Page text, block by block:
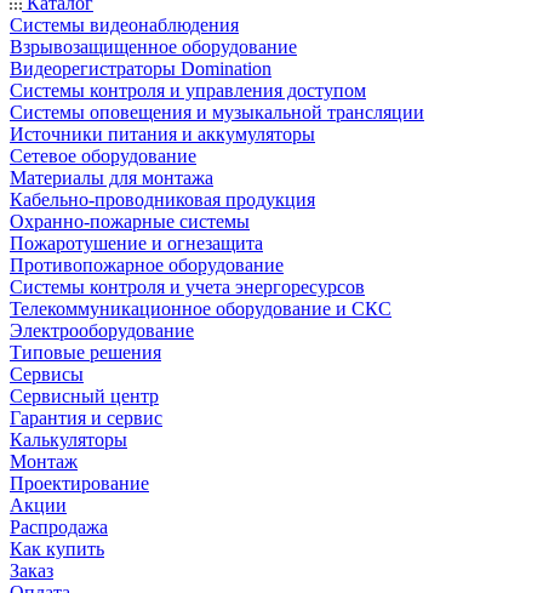
Системы видеонаблюдения
Взрывозащищенное оборудование
Видеорегистраторы Domination
Системы контроля и управления доступом
Системы оповещения и музыкальной трансляции
Источники питания и аккумуляторы
Сетевое оборудование
Материалы для монтажа
Кабельно-проводниковая продукция
Охранно-пожарные системы
Пожаротушение и огнезащита
Противопожарное оборудование
Системы контроля и учета энергоресурсов
Телекоммуникационное оборудование и СКС
Электрооборудование
Типовые решения
Сервисы
Сервисный центр
Гарантия и сервис
Калькуляторы
Монтаж
Проектирование
Акции
Распродажа
Как купить
Заказ